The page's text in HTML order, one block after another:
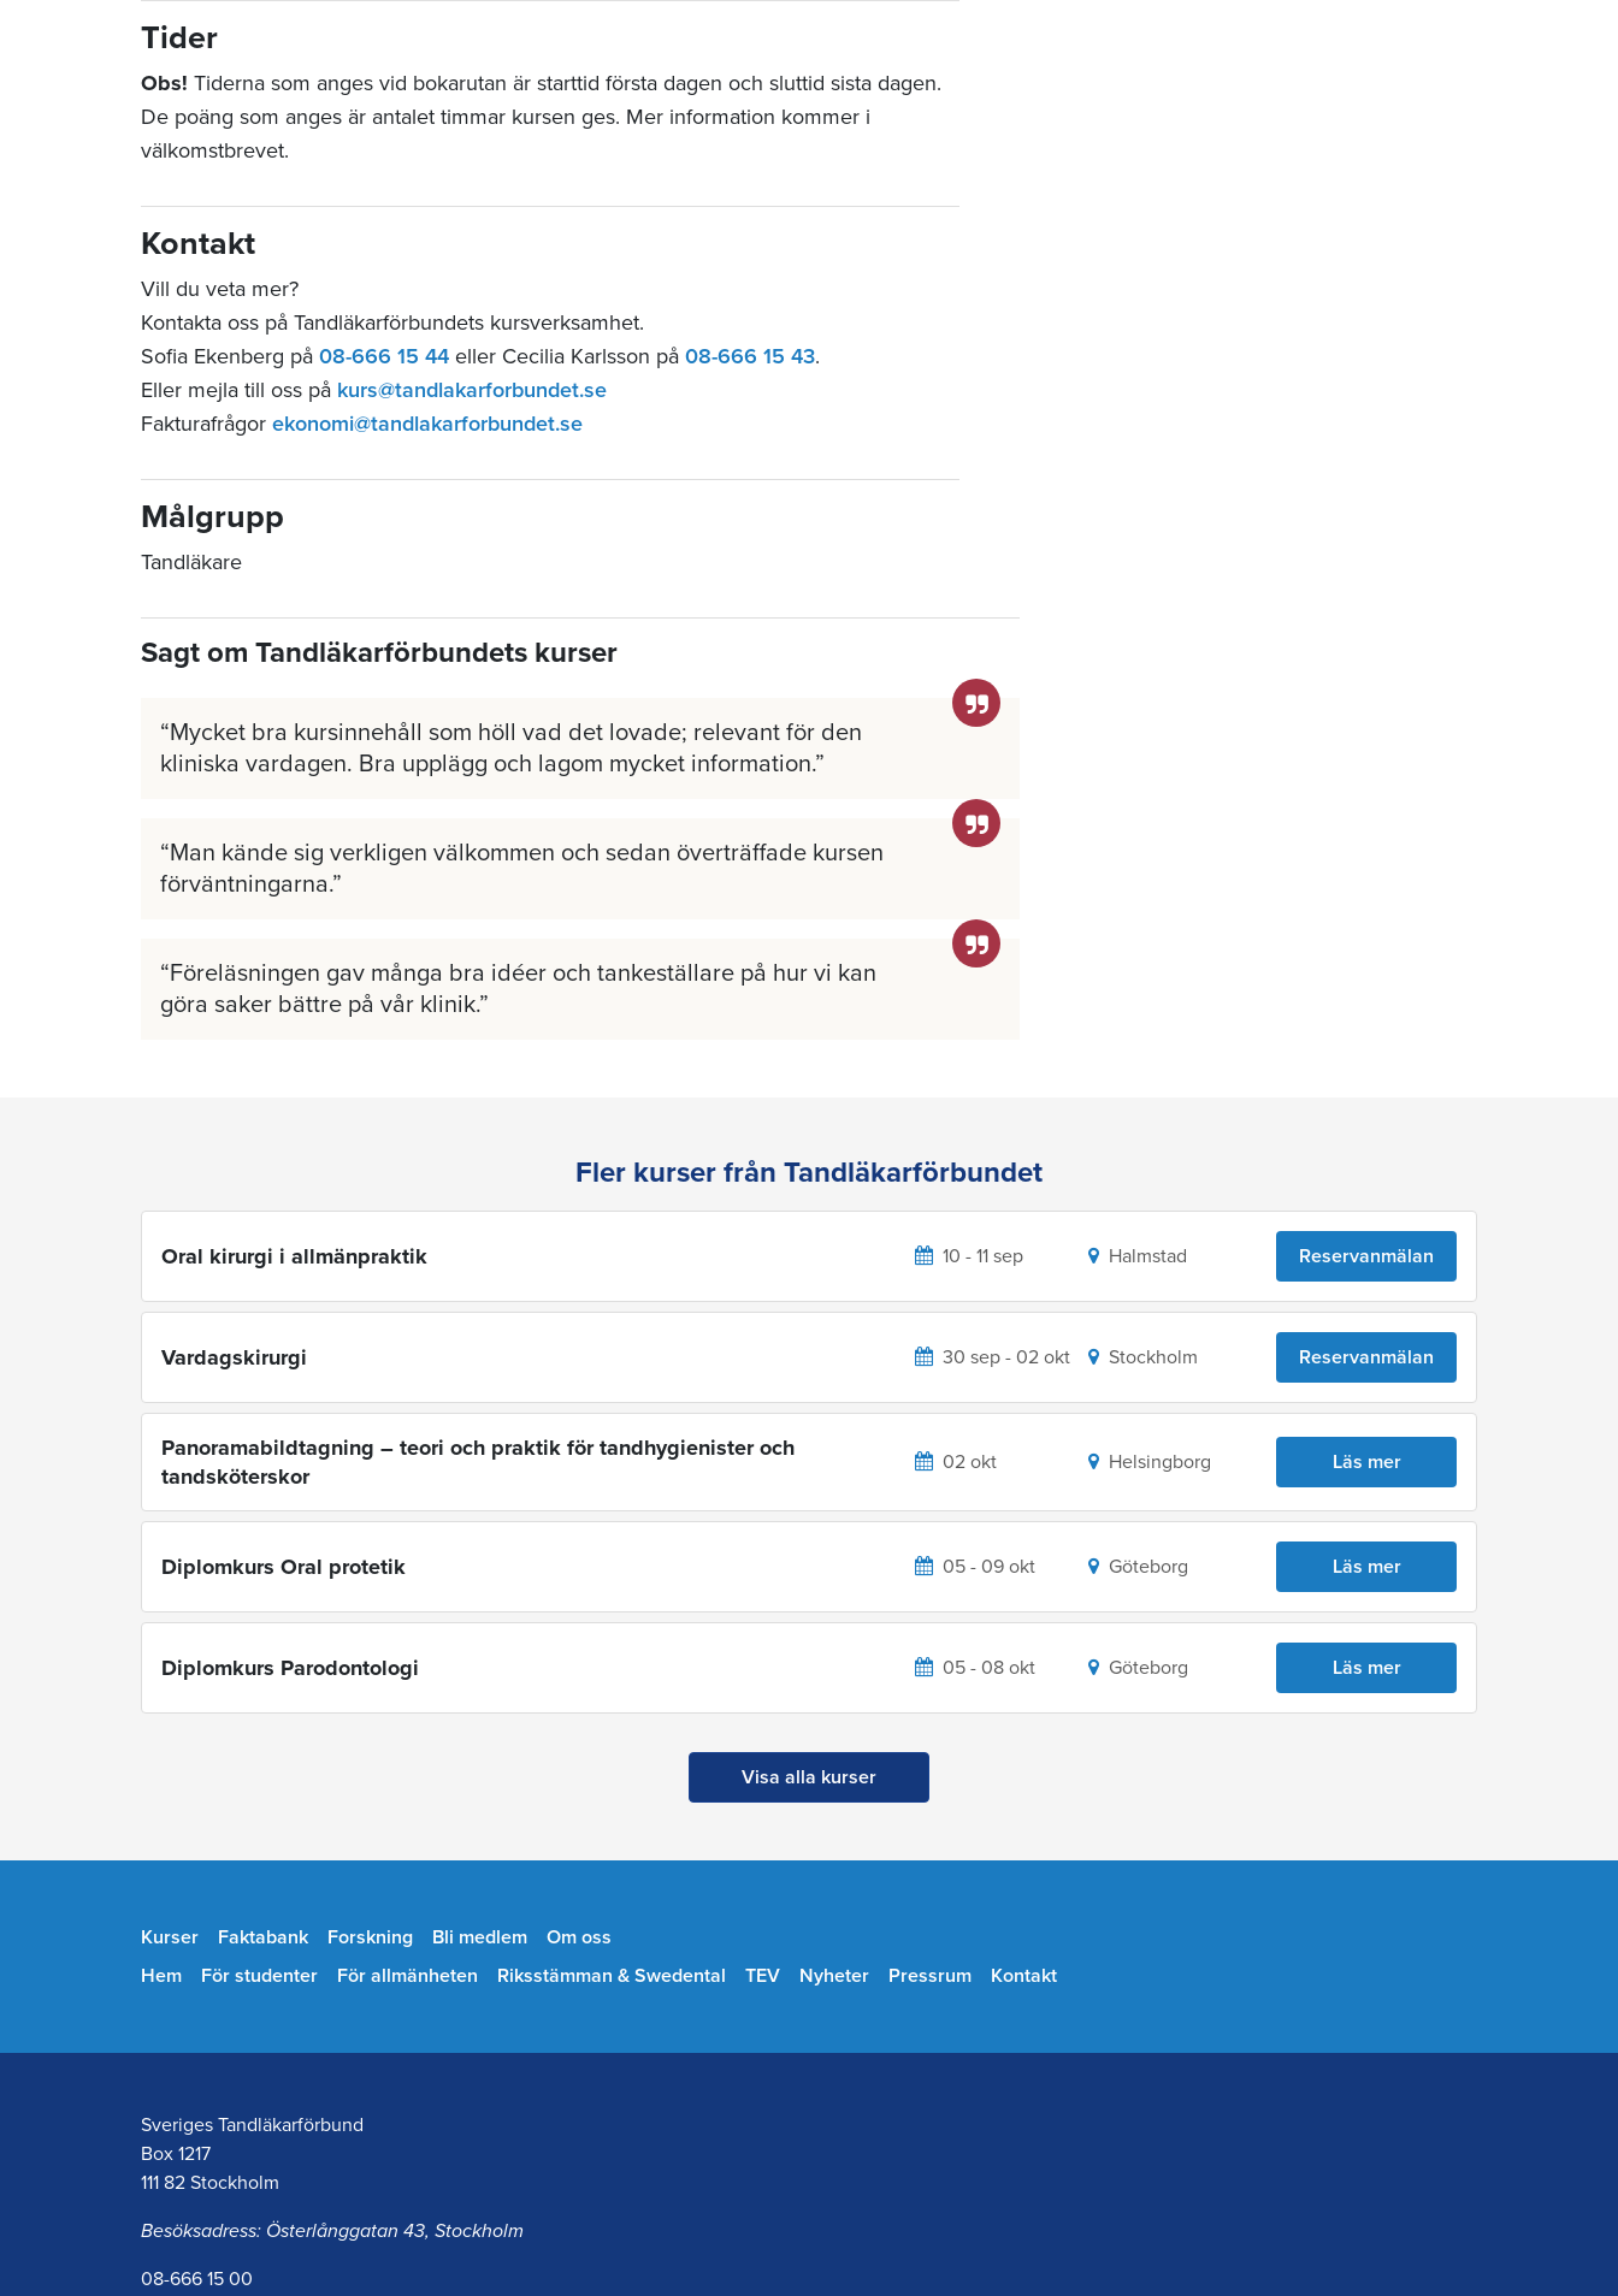
Tider
Obs! Tiderna som anges vid bokarutan är starttid första dagen och sluttid sista dagen.
De poäng som anges är antalet timmar kursen ges. Mer information kommer i
välkomstbrevet.
Kontakt
Vill du veta mer?
Kontakta oss på Tandläkarförbundets kursverksamhet.
Sofia Ekenberg på 08-666 15 44 eller Cecilia Karlsson på 08-666 15 43.
Eller mejla till oss på kurs@tandlakarforbundet.se
Fakturafrågor ekonomi@tandlakarforbundet.se
Målgrupp
Tandläkare
Sagt om Tandläkarförbundets kurser
Mycket bra kursinnehåll som höll vad det lovade; relevant för den
kliniska vardagen. Bra upplägg och lagom mycket information.
Man kände sig verkligen välkommen och sedan överträffade kursen
förväntningarna.
Föreläsningen gav många bra idéer och tankeställare på hur vi kan
göra saker bättre på vår klinik.
Fler kurser från Tandläkarförbundet
Oral kirurgi i allmänpraktik 10 - 11 sep Halmstad Reservanmälan
Vardagskirurgi 30 sep - 02 okt Stockholm Reservanmälan
Panoramabildtagning – teori och praktik för tandhygienister och
tandsköterskor
02 okt Helsingborg Läs mer
Diplomkurs Oral protetik 05 - 09 okt Göteborg Läs mer
Diplomkurs Parodontologi 05 - 08 okt Göteborg Läs mer
Visa alla kurser
Kurser Faktabank Forskning Bli medlem
Om oss
Hem
För studenter För allmänheten Riksstämman & Swedental TEV Nyheter Pressrum Kontakt
Sveriges Tandläkarförbund
Box 1217
111 82 Stockholm
Besöksadress: Österlånggatan 43, Stockholm
08-666 15 00